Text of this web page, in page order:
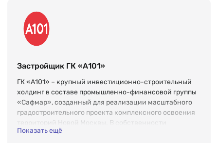
Застройщик ГК «А101»
ГК «А101» – крупный инвестиционно-строительный
холдинг в составе промышленно-финансовой группы
«Сафмар», созданный для реализации масштабного
градостроительного проекта комплексного освоения
территорий Новой Москвы. В собственности
компании находится около 2500 га земель по
Показать ещё